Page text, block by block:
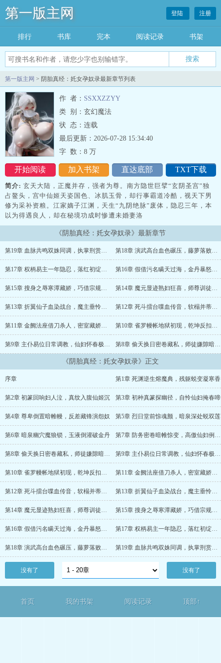
第一版主网
搜索
登陆 注册
排行 书库 完本 阅读记录 书架
第一版主网 > 阴胎真经：奼女孕奴录最新章节列表
作 者： SSXXZZYY
类 别：玄幻魔法
状 态：连载
开始阅读 加入书架 直达底部 TXT下载
最后更新：2026-07-28 15:34:40
字 数： 8 万
简介: 玄天大陆，正魔并存，强者为尊。南方隐世巨擘“玄阴圣宫”独
占鳌头，宫中仙姬天姿国色、冰肌玉骨，却行事霸道冷酷，视天下男
修为采补资粮。江家嫡子江渊，天生“九阴绝脉”废体，隐忍三年，本
以为得遇良人，却在秘境功成时惨遭未婚妻洛
《阴胎真经：奼女孕奴录》最新章节
第19章 血脉共鸣双姝同调，执掌刑赏紫莲觉醒 第18章 演武高台血色碾压，藤萝落败初绽紫莲
第17章 权柄易主一年隐忍，落红初绽一莲种篆 第16章 假借污名瞒天过海，金丹暴怒错指魔踪
第15章 搜身之辱寒潭藏娇，巧借宗规瞒天过海 第14章 魔元显迹熟妇狂喜，师尊训徒尊严初易
第13章 折翼仙子血染战台，魔主垂怜执掌废躯 第12章 死斗擂台喋血传音，软榻并蒂玉乳承欢
第11章 金阙法座借刀杀人，密室藏娇暗度陈仓 第10章 雀罗幔帐地狱初现，乾坤反扣天骄折翼
第9章 主仆易位日常调教，仙妇怀春极致破防 第8章 偷天换日密卷藏私，师徒嫌隙暗流涌动
《阴胎真经：奼女孕奴录》正文
序章 第1章 死渊逆生熔魔典，残躯蜕变凝寒香
第2章 初篆回响妇人泣，真纹入腹仙姬沉 第3章 初种真篆探幽径，自怜仙妇掩春啼
第4章 尊卑倒置暗帷幔，反差藏锋演怨奴 第5章 烈日堂前惊魂颤，暗泉深处蜕双莲
第6章 暗泉幽穴魔狼锁，玉液倒灌破金丹 第7章 防务密卷暗帷惊变，高傲仙妇例会怀春
第8章 偷天换日密卷藏私，师徒嫌隙暗流涌动 第9章 主仆易位日常调教，仙妇怀春极致破防
第10章 雀罗幔帐地狱初现，乾坤反扣天骄折翼 第11章 金阙法座借刀杀人，密室藏娇暗度陈仓
第12章 死斗擂台喋血传音，软榻并蒂玉乳承欢 第13章 折翼仙子血染战台，魔主垂怜执掌废躯
第14章 魔元显迹熟妇狂喜，师尊训徒尊严初易 第15章 搜身之辱寒潭藏娇，巧借宗规瞒天过海
第16章 假借污名瞒天过海，金丹暴怒错指魔踪 第17章 权柄易主一年隐忍，落红初绽一莲种篆
第18章 演武高台血色碾压，藤萝落败初绽紫莲 第19章 血脉共鸣双姝同调，执掌刑赏紫莲觉醒
没有了 没有了
首页 我的书架 阅读记录 顶部↑